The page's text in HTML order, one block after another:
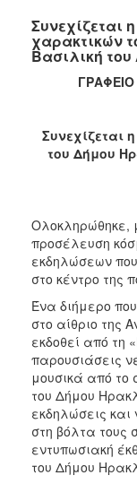
2022
2021
2020
2018
2017
2013
2012
2011
2010
2006
ΔΗΜΟΤΗΣ
ΕΠΙΣΚΕΠΤΗΣ
Συνεχίζεται
χαρακτικών
Βασιλική
ΓΡΑΦΕΙΟ
Συνεχίζεται
του Δήμου
Ολοκληρώθηκε,
προσέλευση
εκδηλώσεων
στο κέντρο της
Ένα διήμερο
στο αίθριο της
εκδοθεί από τη
παρουσιάσεις
μουσικά από το
του Δήμου
εκδηλώσεις
στη βόλτα τους
εντυπωσιακή
του Δήμου